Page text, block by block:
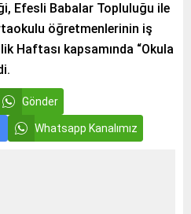
Efesli Babalar Topluluğu ile
öğretmenlerinin iş
Haftası kapsamında “Okula
Gönder
Whatsapp Kanalımız